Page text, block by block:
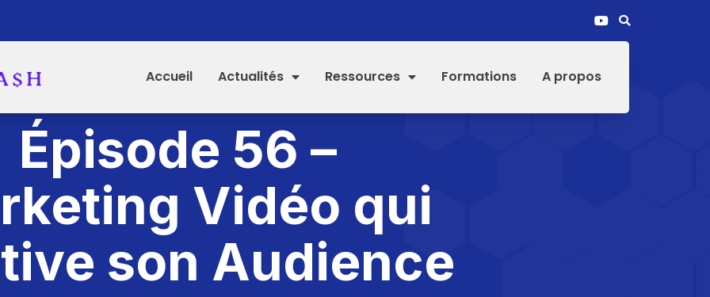
Accueil Actualités Ressources Formations A propos
Épisode 56 –
Vidéo qui
son Audience